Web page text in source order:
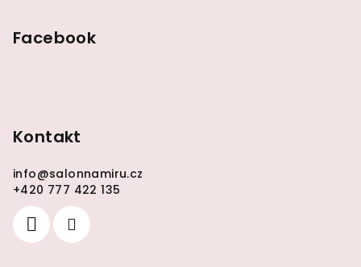
Facebook
Kontakt
info@salonnamiru.cz
+420 777 422 135